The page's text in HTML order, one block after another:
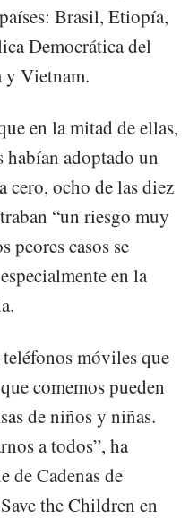
Brasil, Etiopía,
Democrática del
y Vietnam.
en la mitad de ellas,
habían adoptado un
cero, ocho de las diez
“un riesgo muy
peores casos se
en la
móviles que
comemos pueden
de niños y niñas.
a todos”, ha
de Cadenas de
the Children en